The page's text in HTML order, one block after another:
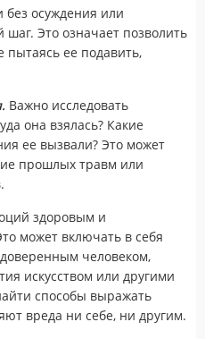
осуждения или
Это означает позволить
пытаясь ее подавить,
Важно исследовать
она взялась? Какие
ее вызвали? Это может
прошлых травм или
здоровым и
может включать в себя
доверенным человеком,
искусством или другими
способы выражать
вреда ни себе, ни другим.